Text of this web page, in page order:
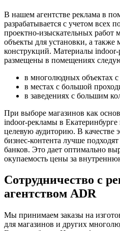
В нашем агентстве реклама в
разрабатывается с учетом всех
проектно-изыскательных работ
объекты для установки, а
конструкций. Материалы
размещены в помещениях
в многолюдных объектах с
в местах с большой
в заведениях с большим
При выборе магазинов как
indoor-рекламы в
целевую аудиторию. В
бизнес-контента лучше
банков. Это дает оптимально
окупаемость цены за
Сотрудничество с
агентством ADR
Мы принимаем заказы на
для магазинов и других